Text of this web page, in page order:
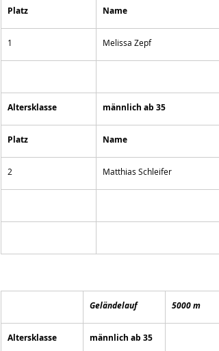
Platz Name
1 Melissa Zepf
Altersklasse männlich ab 35
Platz Name
2 Matthias Schleifer
Geländelauf 5000 m
Altersklasse männlich ab 35